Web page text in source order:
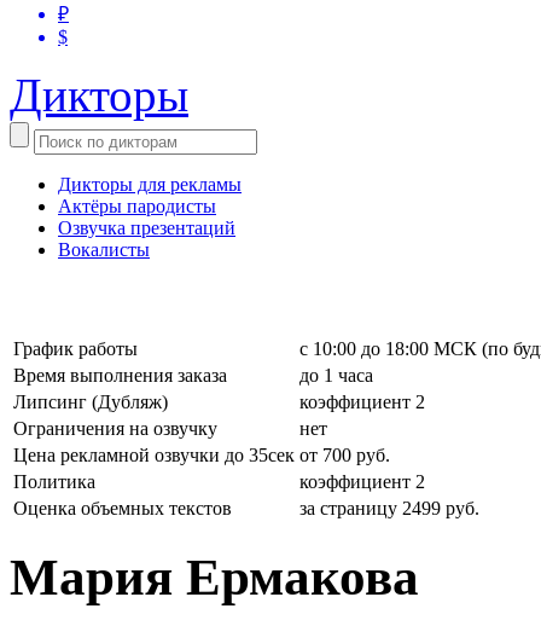
₽
$
Дикторы
Дикторы для рекламы
Актёры пародисты
Озвучка презентаций
Вокалисты
График работы
с 10:00 до 18:00 МСК (по
Время выполнения заказа
до 1 часа
Липсинг (Дубляж)
коэффициент 2
Ограничения на озвучку
нет
Цена рекламной озвучки до 35сек от 700 руб.
Политика
коэффициент 2
Оценка объемных текстов
за страницу 2499 руб.
Мария Ермакова